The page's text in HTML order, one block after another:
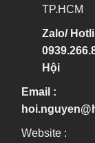
TP.HCM
Zalo/
Hội
Email :
Website :